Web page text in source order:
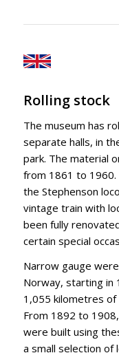
Rolling stock
The museum has
separate halls, in
park. The material
from 1861 to
the Stephenson
vintage train with
been fully
certain special
Narrow gauge
Norway, starting in
1,055 kilometres of
From 1892 to
were built using
a small selection of